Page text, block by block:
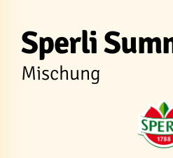
Sperli
Mischung